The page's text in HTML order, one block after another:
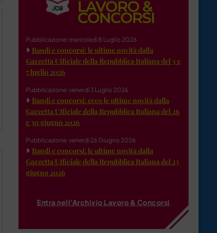
Pubblicazione: mercoledì 8 Luglio 2026
Bandi e concorsi: le ultime novità dalla
Gazzetta Ufficiale della Repubblica Italiana del 3 e
7 luglio 2026
Pubblicazione: venerdì 3 Luglio 2026
Bandi e concorsi: ecco le ultime novità dalla
Gazzetta Ufficiale della Repubblica Italiana del 26
e 30 giugno 2026
Pubblicazione: venerdì 26 Giugno 2026
Bandi e concorsi: le ultime novità dalla
Gazzetta Ufficiale della Repubblica Italiana del 23
giugno 2026
Entra nell'Archivio Lavoro & Concorsi